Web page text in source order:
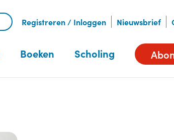
Registreren / Inloggen Nieuwsbrief
Boeken Scholing